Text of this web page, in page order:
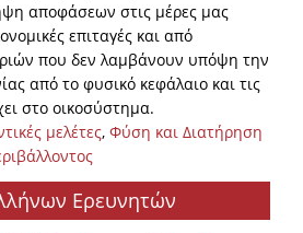
αποφάσεων στις μέρες μας
επιταγές και από
που δεν λαμβάνουν υπόψη την
από το φυσικό κεφάλαιο και τις
στο οικοσύστημα.
μελέτες, Φύση και Διατήρηση
Ερευνητών